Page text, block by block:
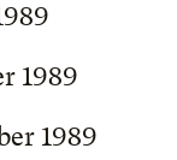
1989
1989